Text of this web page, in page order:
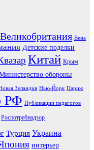
Великобритания Вена
Детские поделки
Китай Крым
обороны
Зеландия Нью-Йорк Париж
РФ Публикации педагогов
Роспотребнадзор
Турция Украина
интерьер